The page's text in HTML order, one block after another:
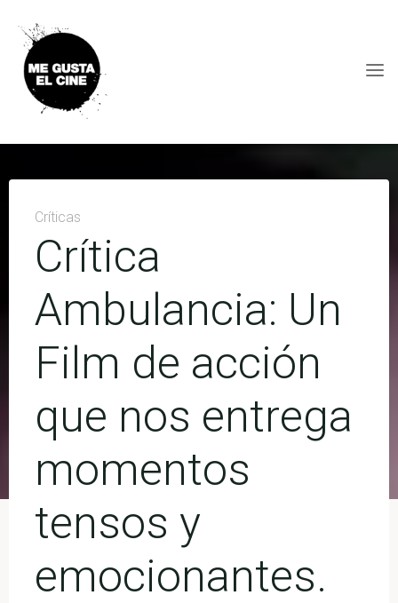
content
CINE
Críticas
Crítica
Ambulancia: Un
Film de acción
que nos entrega
momentos
tensos y
emocionantes.